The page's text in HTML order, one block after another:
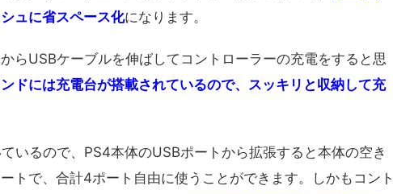
ュに省スペース化になります。
らUSBケーブルを伸ばしてコントローラーの充電をすると思
ドには充電台が搭載されているので、スッキリと収納して充
いるので、PS4本体のUSBポートから拡張すると本体の空き
トで、合計4ポート自由に使うことができます。しかもコント